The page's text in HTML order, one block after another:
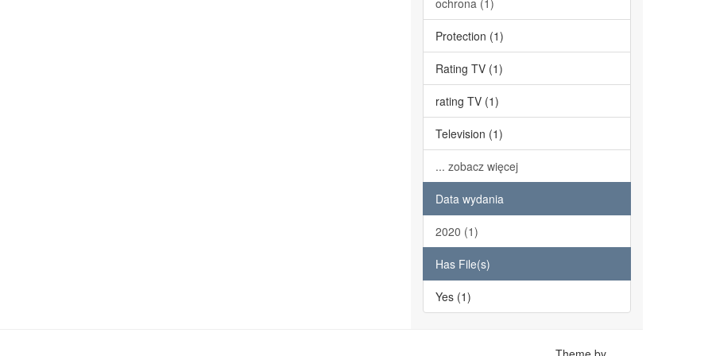
ochrona (1)
Protection (1)
Rating TV (1)
rating TV (1)
Television (1)
... zobacz więcej
Data wydania
2020 (1)
Has File(s)
Yes (1)